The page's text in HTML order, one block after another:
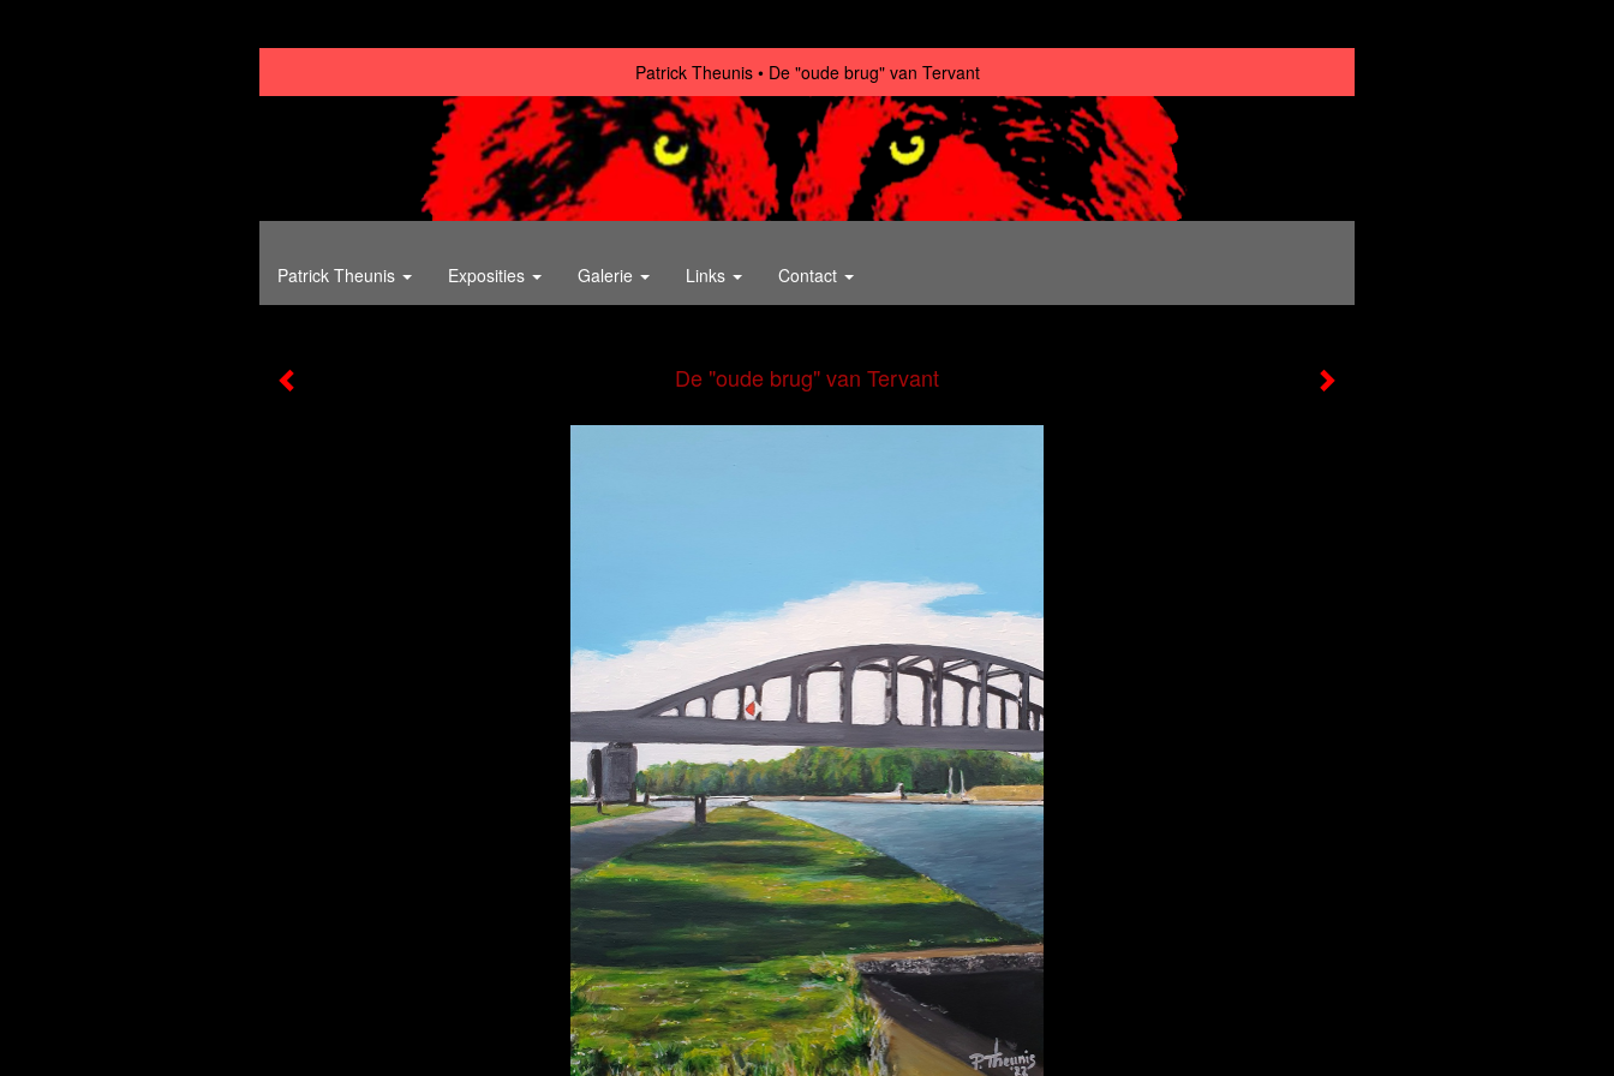
Patrick Theunis De "oude brug" van Tervant
Patrick Theunis Exposities Galerie Links Contact
De "oude brug" van Tervant